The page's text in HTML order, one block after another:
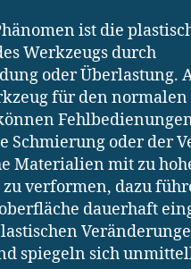
ist die
Werkzeugs durch
oder Überlastung.
für den
Schmierung oder der
Materialien mit zu
verformen, dazu
dauerhaft
spiegeln sich